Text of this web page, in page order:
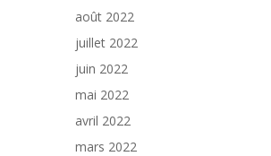
août 2022
juillet 2022
juin 2022
mai 2022
avril 2022
mars 2022